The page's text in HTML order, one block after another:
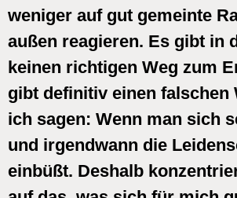
weniger auf gut gemeinte
außen reagieren. Es gibt in
keinen richtigen Weg zum
gibt definitiv einen falschen
ich sagen: Wenn man sich
und irgendwann die
einbüßt. Deshalb